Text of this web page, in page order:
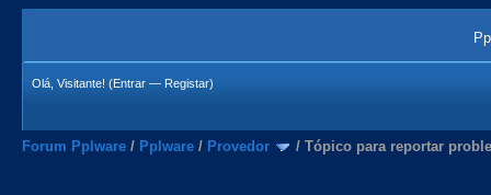
Olá, Visitante! (Entrar — Registar)
Forum Pplware / Pplware / Provedor / Tópico para reportar